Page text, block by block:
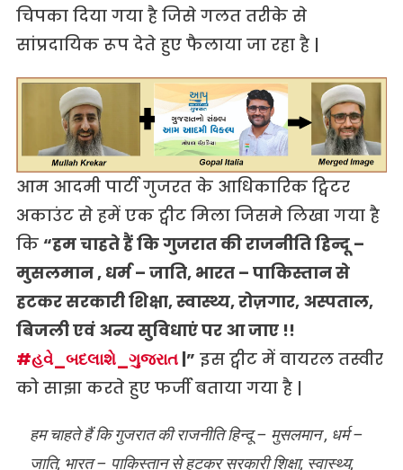
चिपका दिया गया है जिसे गलत तरीके से
सांप्रदायिक रूप देते हुए फैलाया जा रहा है |
आम आदमी पार्टी गुजरत के आधिकारिक ट्विटर
अकाउंट से हमें एक ट्वीट मिला जिसमे लिखा गया है
कि “हम चाहते हैं कि गुजरात की राजनीति हिन्दू –
मुसलमान, धर्म – जाति, भारत – पाकिस्तान से
हटकर सरकारी शिक्षा,स्वास्थ्य,रोज़गार, अस्पताल,
बिजली एवं अन्य सुविधाएं पर आ जाए !!
#હવે_ બદલાશે_ ગુજરાત|” इस ट्वीट में वायरल तस्वीर
को साझा करते हुए फर्जी बताया गया है |
हम चाहते हैं कि गुजरात की राजनीति हिन्दू – मुसलमान , धर्म –
जाति, भारत – पाकिस्तान से हटकर सरकारी शिक्षा, स्वास्थ्य,